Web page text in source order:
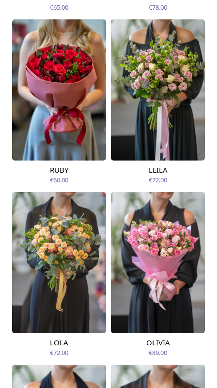
€65.00 €78.00
Pieejama no
RUBY
€60.00
Pieejams šodien
LEILA
€72.00
Pieejams šodien
LOLA
€72.00
Pieejams šodien
OLIVIA
€89.00